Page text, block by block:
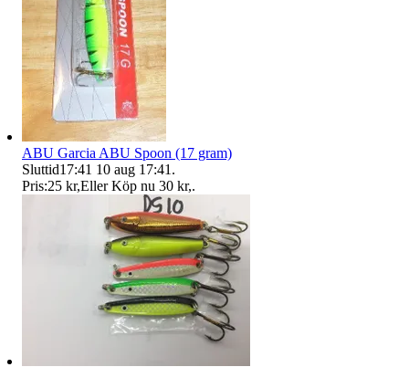
ABU Garcia ABU Spoon (17 gram)
Sluttid17:41 10 aug 17:41 .
Pris:25 kr,Eller Köp nu 30 kr,.